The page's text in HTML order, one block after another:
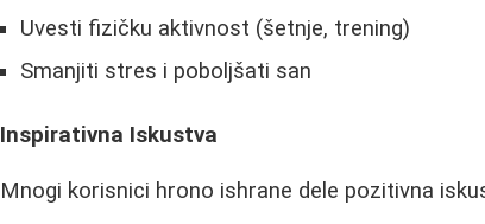
Uvesti fizičku aktivnost (šetnje, trening)
Smanjiti stres i poboljšati san
Inspirativna Iskustva
Mnogi korisnici hrono ishrane dele pozitivna